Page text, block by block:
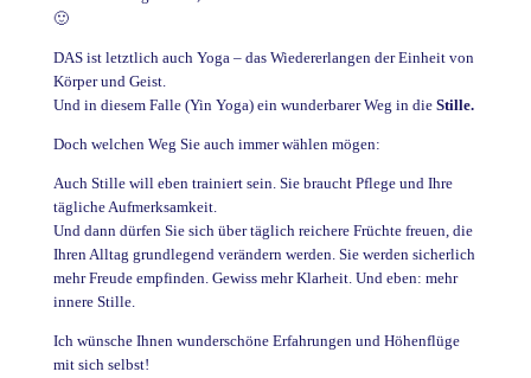
🙂
DAS ist letztlich auch Yoga – das Wiedererlangen der Einheit von
Körper und Geist.
Und in diesem Falle (Yin Yoga) ein wunderbarer Weg in die Stille.
Doch welchen Weg Sie auch immer wählen mögen:
Auch Stille will eben trainiert sein. Sie braucht Pflege und Ihre
tägliche Aufmerksamkeit.
Und dann dürfen Sie sich über täglich reichere Früchte freuen, die
Ihren Alltag grundlegend verändern werden. Sie werden sicherlich
mehr Freude empfinden. Gewiss mehr Klarheit. Und eben: mehr
innere Stille.
Ich wünsche Ihnen wunderschöne Erfahrungen und Höhenflüge
mit sich selbst!